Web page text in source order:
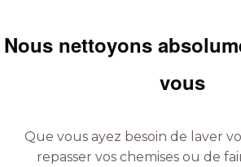
Nous nettoyons
vous
Que vous ayez besoin de laver
repasser vos chemises ou de